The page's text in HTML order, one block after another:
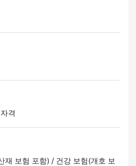
격
재 보험 포함) / 건강 보험(개호 보